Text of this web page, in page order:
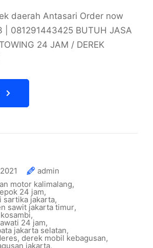
daerah Antasari Order now
| 081291443425 BUTUH JASA
24 JAM / DEREK
admin
motor kalimalang,
24 jam,
sartika jakarta,
sawit jakarta timur,
,
24 jam,
jakarta selatan,
, derek mobil kebagusan,
jakarta,